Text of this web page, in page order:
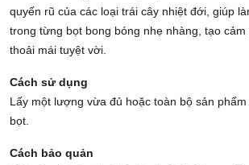
quyến rũ của các loại trái cây nhiệt đới, giúp
trong từng bọt bong bóng nhẹ nhàng, tạo
thoải mái tuyệt vời.
Cách sử dụng
Lấy một lượng vừa đủ hoặc toàn bộ sản
bọt.
Cách bảo quản